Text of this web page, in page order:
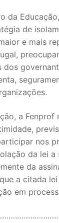
da
de
e mais
a Fenprof
nos
da lei a
da
a citada
em